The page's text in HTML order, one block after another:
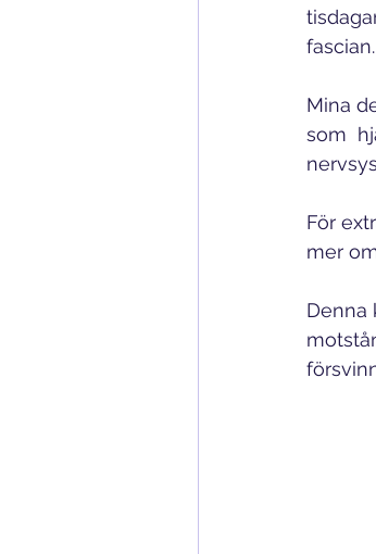
fascian.
Mina
som
För
mer
Denna